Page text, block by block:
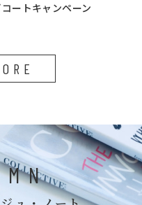
ートキャンペーン